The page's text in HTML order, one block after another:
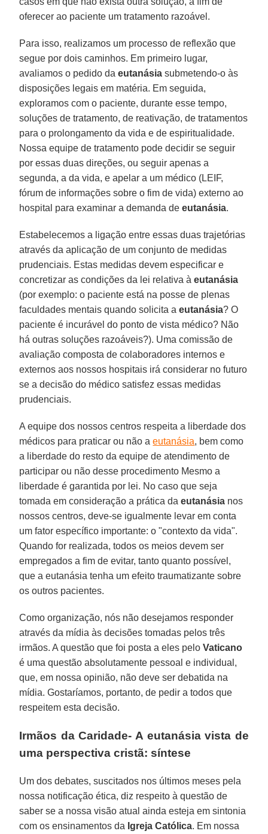
oferecer ao paciente um tratamento razoável.
Para isso, realizamos um processo de reflexão que
segue por dois caminhos. Em primeiro lugar,
avaliamos o pedido daeutanásia submetendo-o às
disposições legais em matéria. Em seguida,
exploramos com o paciente, durante esse tempo,
soluções de tratamento, de reativação, de tratamentos
para o prolongamento da vida e de espiritualidade.
Nossa equipe de tratamento pode decidir se seguir
por essas duas direções, ou seguir apenas a
segunda, a da vida, e apelar a um médico (LEIF,
fórum de informações sobre o fim de vida) externo ao
hospital para examinar a demanda deeutanásia.
Estabelecemos a ligação entre essas duas trajetórias
através da aplicação de um conjunto de medidas
prudenciais. Estas medidas devem especificar e
concretizar as condições da lei relativa àeutanásia
(por exemplo: o paciente está na posse de plenas
faculdades mentais quando solicita aeutanásia? O
paciente é incurável do ponto de vista médico? Não
há outras soluções razoáveis?). Uma comissão de
avaliação composta de colaboradores internos e
externos aos nossos hospitais irá considerar no futuro
se a decisão do médico satisfez essas medidas
prudenciais.
A equipe dos nossos centros respeita a liberdade dos
médicos para praticar ou não aeutanásia, bem como
a liberdade do resto da equipe de atendimento de
participar ou não desse procedimento Mesmo a
liberdade é garantida por lei. No caso que seja
tomada em consideração a prática daeutanásia nos
nossos centros, deve-se igualmente levar em conta
um fator específico importante: o "contexto da vida".
Quando for realizada, todos os meios devem ser
empregados a fim de evitar, tanto quanto possível,
que a eutanásia tenha um efeito traumatizante sobre
os outros pacientes.
Como organização, nós não desejamos responder
através da mídia às decisões tomadas pelos três
irmãos. A questão que foi posta a eles peloVaticano
é uma questão absolutamente pessoal e individual,
que, em nossa opinião, não deve ser debatida na
mídia. Gostaríamos, portanto, de pedir a todos que
respeitem esta decisão.
Irmãos da Caridade- A eutanásia vista de
uma perspectiva cristã: síntese
Um dos debates, suscitados nos últimos meses pela
nossa notificação ética, diz respeito à questão de
saber se a nossa visão atual ainda esteja em sintonia
com os ensinamentos da Igreja Católica. Em nossa